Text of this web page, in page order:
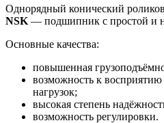
Однорядный конический
NSK — подшипник с простой и
Основные качества:
повышенная
возможность к
нагрузок;
высокая степень
возможность регулировки.